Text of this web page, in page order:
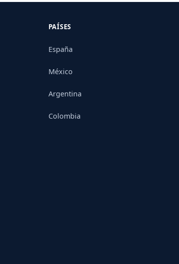
PAÍSES
España
México
Argentina
Colombia